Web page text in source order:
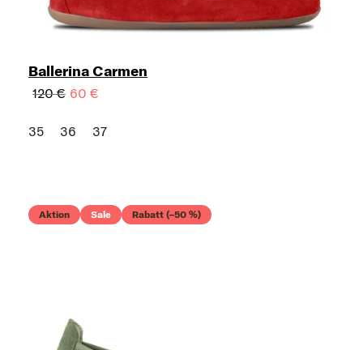
Ballerina Carmen
120 € 60 €
35 36 37
Aktion Sale Rabatt (–50 %)